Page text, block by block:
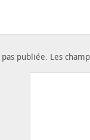
publiée. Les